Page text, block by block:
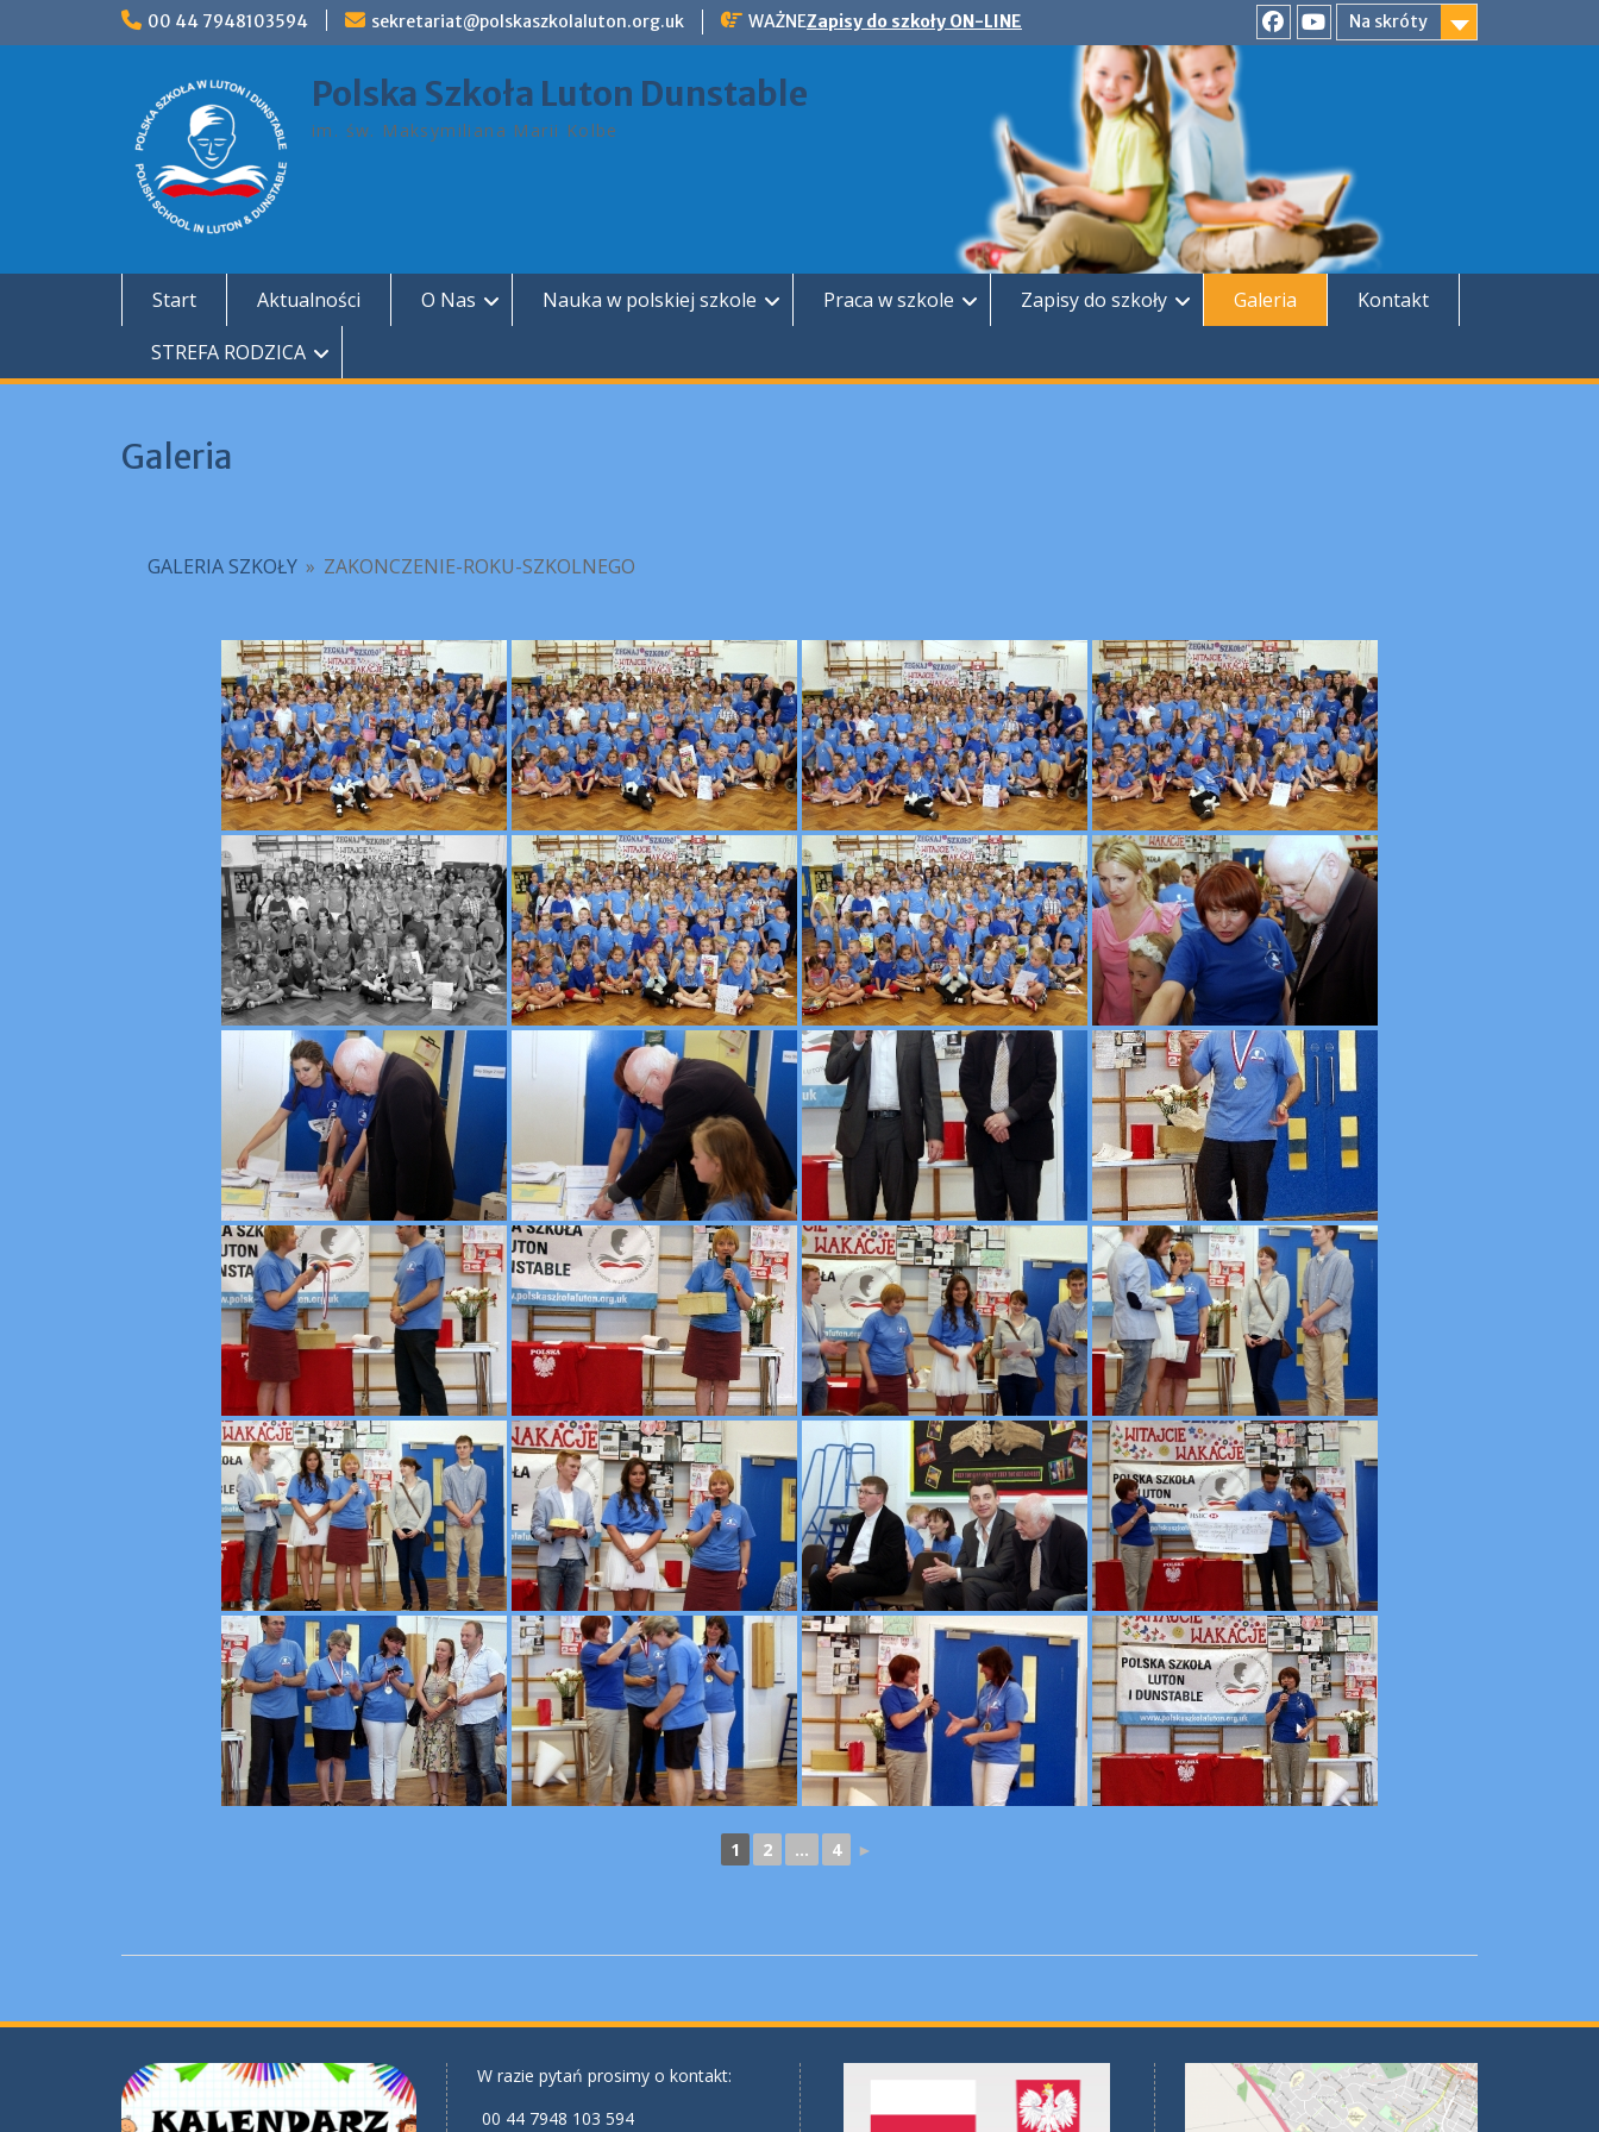
00 44 7948103594 sekretariat@polskaszkolaluton.org.uk WAŻNEZapisy do szkoły ON-LINE
Na skróty
FacebookYouTube
Polska Szkoła Luton Dunstable
im. św. Maksymiliana Marii Kolbe
Start Aktualności O Nas Nauka w polskiej szkole Praca w szkole Zapisy do szkoły Galeria
Kontakt
STREFA RODZICA
Galeria
GALERIA SZKOŁY » ZAKONCZENIE-ROKU-SZKOLNEGO
1 2 ... 4 ►
W razie pytań prosimy o kontakt:
00 44 7948 103 594